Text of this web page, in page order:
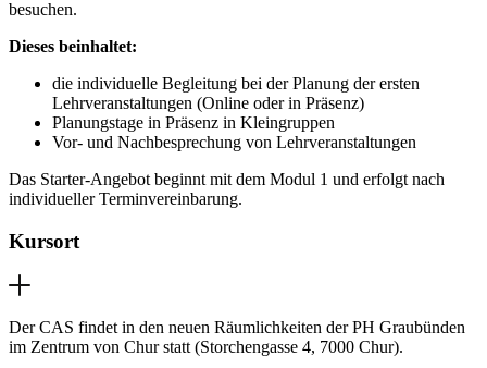
besuchen.
Dieses beinhaltet:
die individuelle Begleitung bei der Planung der ersten
Lehrveranstaltungen (Online oder in Präsenz)
Planungstage in Präsenz in Kleingruppen
Vor- und Nachbesprechung von Lehrveranstaltungen
Das Starter-Angebot beginnt mit dem Modul 1 und erfolgt nach
individueller Terminvereinbarung.
Kursort
Der CAS findet in den neuen Räumlichkeiten der PH Graubünden
im Zentrum von Chur statt (Storchengasse 4, 7000 Chur).